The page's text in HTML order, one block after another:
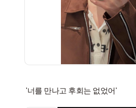
'너를 만나고 후회는 없었어'